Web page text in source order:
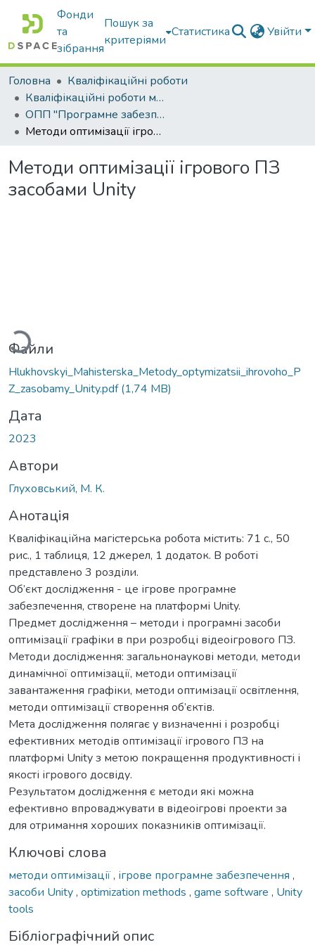
Фонди
та
зібрання
Пошук за
критеріями
Статистика Увійти
Головна
Кваліфікаційні роботи
Кваліфікаційні роботи магістрів
ОПП "Програмне забезпечення інформаційних систем"
Методи оптимізації ігрового ПЗ засобами Unity
Методи оптимізації ігрового ПЗ
засобами Unity
Файли
Hlukhovskyi_Mahisterska_Metody_optymizatsii_ihrovoho_P
Z_zasobamy_Unity.pdf(1,74 MB)
Дата
2023
Автори
Глуховський, М. К.
Анотація
Кваліфікаційна магістерська робота містить: 71 с., 50
рис., 1 таблиця, 12 джерел, 1 додаток. В роботі
представлено 3 розділи.
Об’єкт дослідження - це ігрове програмне
забезпечення, створене на платформі Unity.
Предмет дослідження – методи і програмні засоби
оптимізації графіки в при розробці відеоігрового ПЗ.
Методи дослідження: загальнонаукові методи, методи
динамічної оптимізації, методи оптимізації
завантаження графіки, методи оптимізації освітлення,
методи оптимізації створення об’єктів.
Мета дослідження полягає у визначенні і розробці
ефективних методів оптимізації ігрового ПЗ на
платформі Unity з метою покращення продуктивності і
якості ігрового досвіду.
Результатом дослідження є методи які можна
ефективно впроваджувати в відеоігрові проекти за
для отримання хороших показників оптимізації.
Ключові слова
методи оптимізації, ігрове програмне забезпечення ,
засоби Unity, optimization methods , game software , Unity
tools
Бібліографічний опис